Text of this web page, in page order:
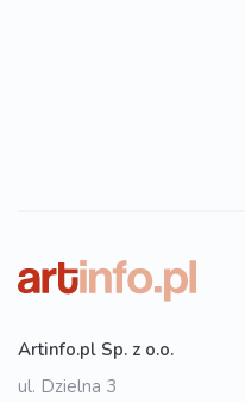
Artinfo.pl Sp. z o.o.
ul. Dzielna 3